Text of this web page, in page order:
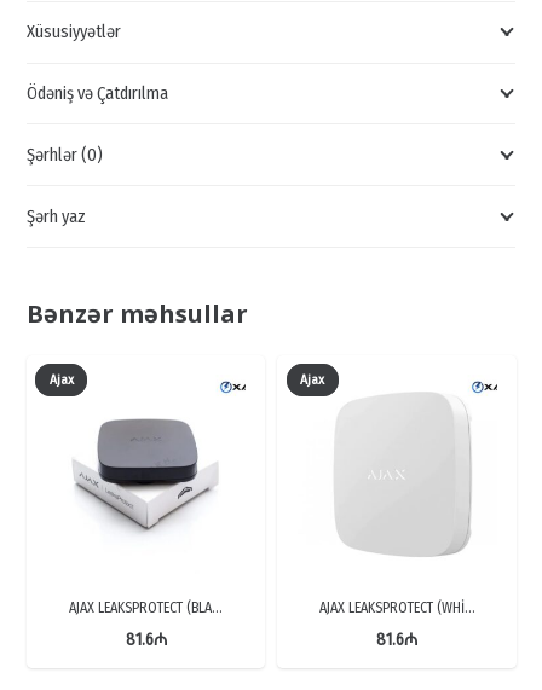
BRELOK
quantity
Xüsusiyyətlər
Ödəniş və Çatdırılma
Şərhlər (0)
Şərh yaz
Bənzər məhsullar
Ajax
AJAX LEAKSPROTECT (BLA…
81.6₼
Ajax
AJAX LEAKSPROTECT (WHİ…
81.6₼